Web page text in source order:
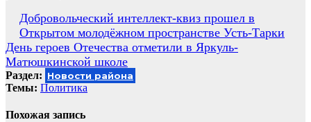
Навигация
по
записям
Добровольческий интеллект-квиз прошел в
Открытом молодёжном пространстве Усть-Тарки
День героев Отечества отметили в Яркуль-
Матюшкинской школе
Раздел: Новости района
Темы: Политика
Похожая запись